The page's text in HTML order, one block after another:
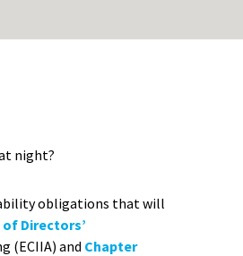
night?
obligations that will
Directors’
(ECIIA) and Chapter